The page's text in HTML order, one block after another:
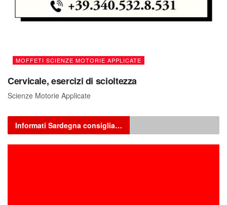
MOFFETI SCIENZE MOTORIE APPLICATE
Cervicale, esercizi di scioltezza
Scienze Motorie Applicate
Informati Sardegna consiglia…